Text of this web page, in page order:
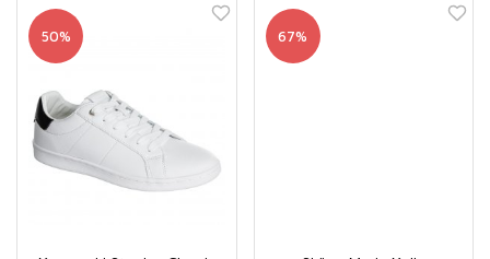
50% 67%